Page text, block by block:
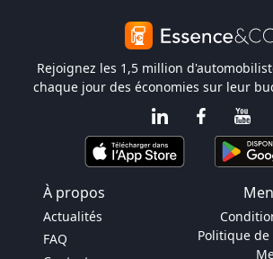
Rejoignez les 1,5 million
chaque jour des économies sur leur
À propos
Actualités
FAQ
Politique